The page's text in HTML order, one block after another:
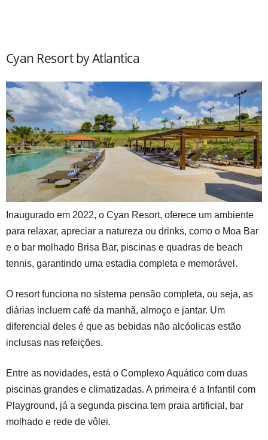
Cyan Resort by Atlantica
Inaugurado em 2022, o Cyan Resort, oferece um ambiente
para relaxar, apreciar a natureza ou drinks, como o Moa Bar
e o bar molhado Brisa Bar, piscinas e quadras de beach
tennis, garantindo uma estadia completa e memorável.
O resort funciona no sistema pensão completa, ou seja, as
diárias incluem café da manhã, almoço e jantar. Um
diferencial deles é que as bebidas não alcóolicas estão
inclusas nas refeições.
Entre as novidades, está o Complexo Aquático com duas
piscinas grandes e climatizadas. A primeira é a Infantil com
Playground, já a segunda piscina tem praia artificial, bar
molhado e rede de vôlei.